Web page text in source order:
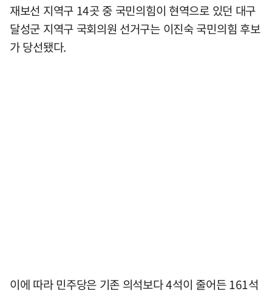
재보선 지역구 14곳 중 국민의힘이 현역으로 있던 대구
달성군 지역구 국회의원 선거구는 이진숙 국민의힘 후보
가 당선됐다.
이에 따라 민주당은 기존 의석보다 4석이 줄어든 161석